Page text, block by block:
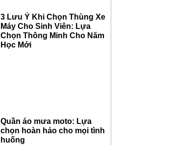
3 Lưu Ý Khi Chọn Thùng Xe
Máy Cho Sinh Viên: Lựa
Chọn Thông Minh Cho Năm
Học Mới
Quần áo mưa moto: Lựa
chọn hoàn hảo cho mọi tình
huống